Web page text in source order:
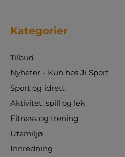
Kategorier
Tilbud
Nyheter - Kun hos Ji Sport
Sport og idrett
Aktivitet, spill og lek
Fitness og trening
Utemiljø
Innredning